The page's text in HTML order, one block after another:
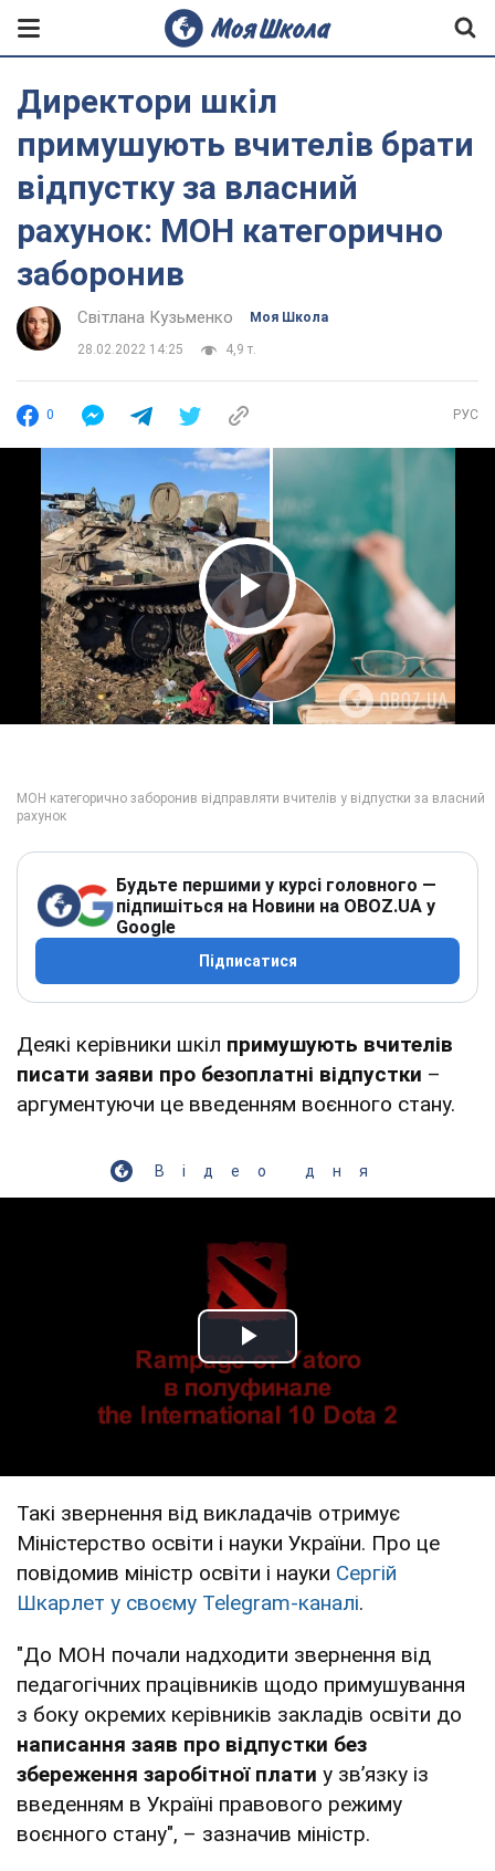
Директори шкіл
примушують вчителів брати
відпустку за власний
рахунок: МОН категорично
заборонив
Світлана Кузьменко Моя Школа
28.02.2022 14:25 4,9 т.
0 РУС
Play Video
Будьте першими у курсі головного —
підпишіться на Новини на OBOZ.UA у
Google
Підписатися
Деякі керівники шкіл примушують вчителів
писати заяви про безоплатні відпустки –
аргументуючи це введенням воєнного стану.
Відео дня
Play Video
Такі звернення від викладачів отримує
Міністерство освіти і науки України. Про це
повідомив міністр освіти і науки Сергій
Шкарлет у своєму Telegram-каналі.
"До МОН почали надходити звернення від
педагогічних працівників щодо примушування
з боку окремих керівників закладів освіти до
написання заяв про відпустки без
збереження заробітної плати у зв’язку із
введенням в Україні правового режиму
воєнного стану", – зазначив міністр.